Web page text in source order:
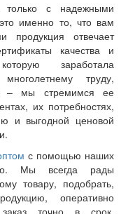
только с надежными
именно то, что вам
продукция отвечает
качества и
заработала
труду,
– мы стремимся ее
их потребностях,
и выгодной ценовой
с помощью наших
Мы всегда рады
товару, подобрать,
оперативно